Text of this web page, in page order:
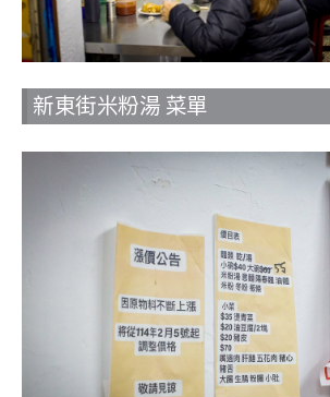
新東街米粉湯 菜單